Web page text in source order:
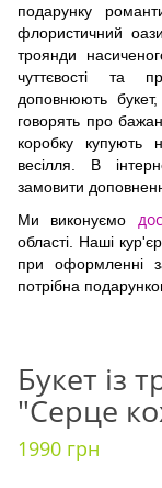
подарунку
флористичний
троянди
чуттєвості та
доповнюють
говорять про
коробку купують
весілля. В
замовити
Ми виконуємо
області. Наші
при оформленні
потрібна
Букет із
"Серце
1990 грн